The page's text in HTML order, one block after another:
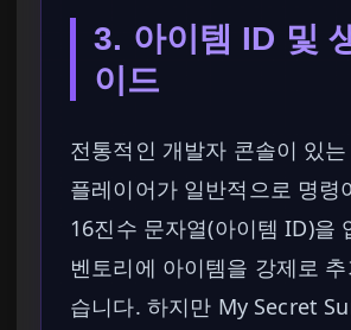
3. 아이템 ID 및
이드
전통적인 개발자 콘솔이 있
플레이어가 일반적으로 명령
16진수 문자열(아이템 ID)을
벤토리에 아이템을 강제로
습니다. 하지만 My Secret